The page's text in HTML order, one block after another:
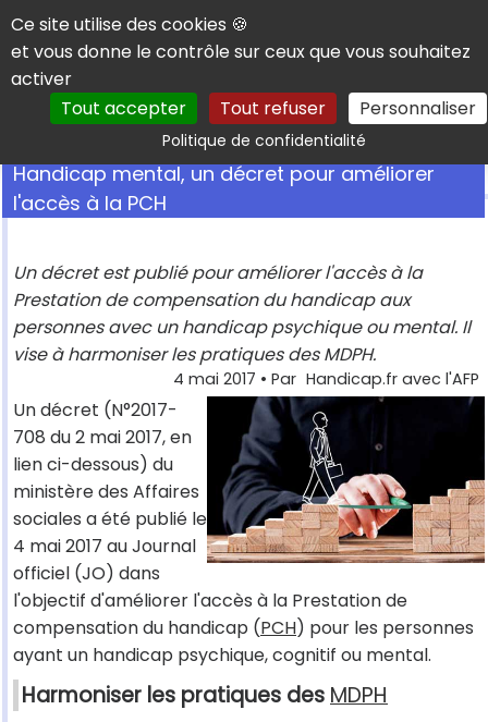
Panneau de gestion des cookies
Ce site utilise des cookies 🍪
et vous donne le contrôle sur ceux que vous souhaitez
activer
Tout accepter
Tout refuser Personnaliser
Politique de confidentialitéRechercher
Handicap mental, un décret pour améliorer
l'accès à la PCH
Un décret est publié pour améliorer l'accès à la
Prestation de compensation du handicap aux
personnes avec un handicap psychique ou mental. Il
vise à harmoniser les pratiques des MDPH.
4 mai 2017 • Par Handicap.fr avec l'AFP
Un décret (N°2017-
708 du 2 mai 2017, en
lien ci-dessous) du
ministère des Affaires
sociales a été publié le
4 mai 2017 au Journal
officiel (JO) dans
l'objectif d'améliorer l'accès à la Prestation de
compensation du handicap (PCH) pour les personnes
ayant un handicap psychique, cognitif ou mental.
Harmoniser les pratiques des MDPH